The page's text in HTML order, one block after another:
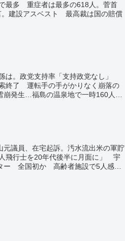
最多 重症者は最多の618人。菅首
建設アスベスト 最高裁は国の賠償
。政党支持率「支持政党なし」
終了 運転手の手がかりなく崩落の
発生…福島の温泉地で一時160人が
議員、在宅起訴。汚水流出米の軍貯
飛行士を20年代後半に月面に」 宇
ー 全国初か 高齢者施設で5人感